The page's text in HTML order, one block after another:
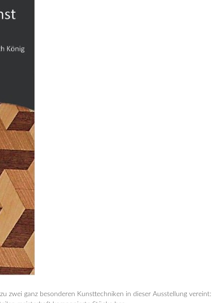
zwei ganz besonderen Kunsttechniken in dieser Ausstellung vereint: